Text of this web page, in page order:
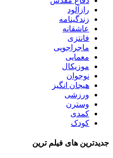
رازآلود
زندگینامه
عاشقانه
فانتزی
ماجراجویی
معمایی
موزیکال
نوجوان
هیجان انگیز
ورزشی
وسترن
کمدی
کودک
جدیدترین های فیلم ترین